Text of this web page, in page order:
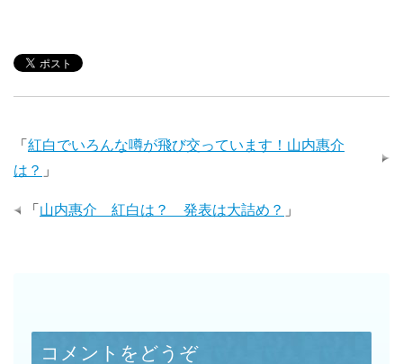
「 紅白でいろんな噂が飛び交っています！山内惠介
は？ 」
「 山内惠介 紅白は？ 発表は大詰め？ 」
コメントをどうぞ